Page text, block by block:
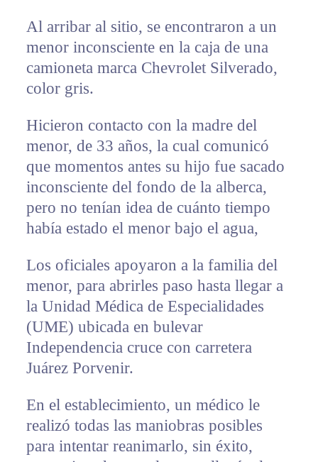
Al arribar al sitio, se encontraron a un
menor inconsciente en la caja de una
camioneta marca Chevrolet Silverado,
color gris.
Hicieron contacto con la madre del
menor, de 33 años, la cual comunicó
que momentos antes su hijo fue sacado
inconsciente del fondo de la alberca,
pero no tenían idea de cuánto tiempo
había estado el menor bajo el agua,
Los oficiales apoyaron a la familia del
menor, para abrirles paso hasta llegar a
la Unidad Médica de Especialidades
(UME) ubicada en bulevar
Independencia cruce con carretera
Juárez Porvenir.
En el establecimiento, un médico le
realizó todas las maniobras posibles
para intentar reanimarlo, sin éxito,